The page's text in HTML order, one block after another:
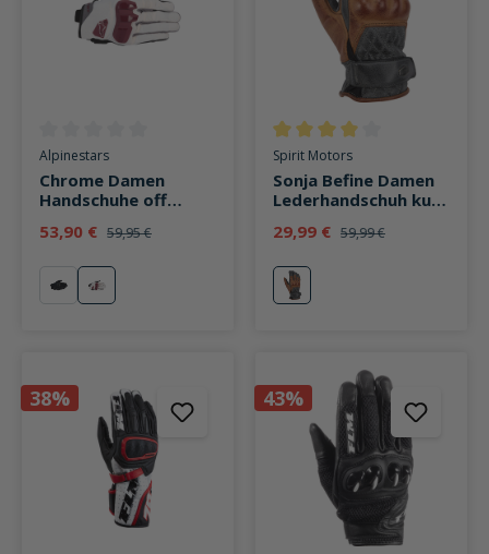
Durchschnittliche Bewertung von 0 von 5 Sternen
Alpinestars
Chrome Damen
Handschuhe off
53,90 € 59,95 €
black asphalt
off white burgundy
Durchschnittliche Bewertung
Spirit Motors
Sonja Befine Damen
Lederhandschuh kurz
29,99 € 59,99 €
grau
38% 43%